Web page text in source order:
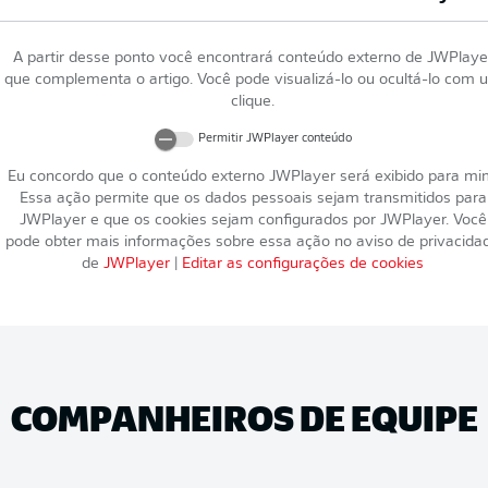
A partir desse ponto você encontrará conteúdo externo de
que complementa o artigo. Você pode visualizá-lo ou ocultá-lo com
clique.
Permitir JWPlayerconteúdo
Eu concordo que o conteúdo externo JWPlayerserá exibido para
Essa ação permite que os dados pessoais sejam transmitidos para
JWPlayere que os cookies sejam configurados por JWPlayer. Você
pode obter mais informações sobre essa ação no aviso de
de JWPlayer Editar as configurações de cookies
COMPANHEIROS DE EQUIPE